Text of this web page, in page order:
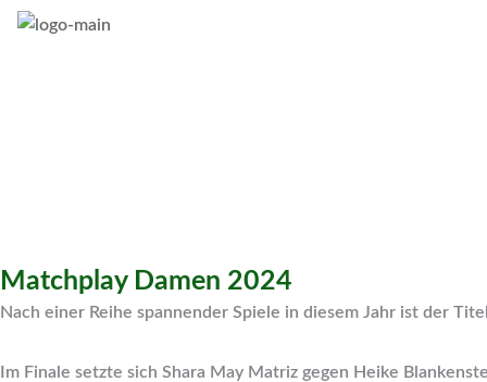
Matchplay Damen 2024
Nach einer Reihe spannender Spiele in diesem Jahr ist der
Im Finale setzte sich Shara May Matriz gegen Heike